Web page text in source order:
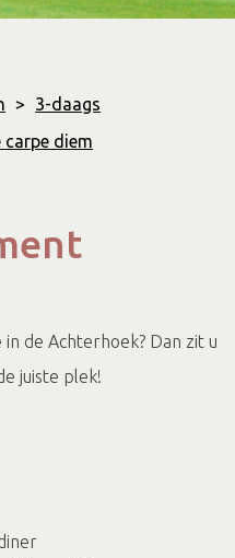
>
3-daags
diem
de Achterhoek? Dan zit u
juiste plek!